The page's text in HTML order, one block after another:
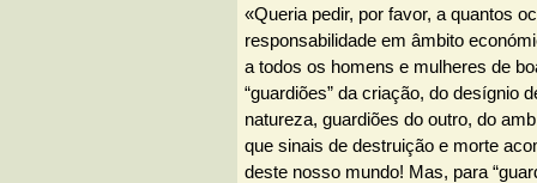
«Queria pedir, por favor, a quantos
responsabilidade em âmbito
a todos os homens e mulheres de
“guardiões” da criação, do desígnio
natureza, guardiões do outro, do
que sinais de destruição e morte
deste nosso mundo! Mas, para